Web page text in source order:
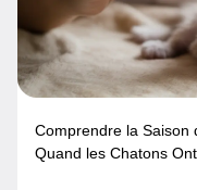
Comprendre la Saison
Quand les Chatons